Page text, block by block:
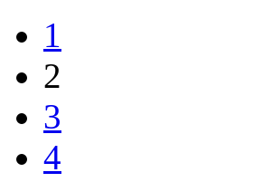
1
2
3
4